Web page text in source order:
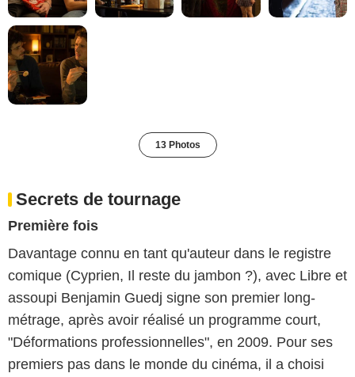
13 Photos
Secrets de tournage
Première fois
Davantage connu en tant qu'auteur dans le registre
comique (Cyprien, Il reste du jambon ?), avec Libre et
assoupi Benjamin Guedj signe son premier long-
métrage, après avoir réalisé un programme court,
"Déformations professionnelles", en 2009. Pour ses
premiers pas dans le monde du cinéma, il a choisi